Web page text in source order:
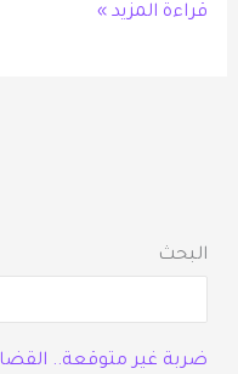
قراءة المزيد »
البحث
ضربة غير متوقعة..